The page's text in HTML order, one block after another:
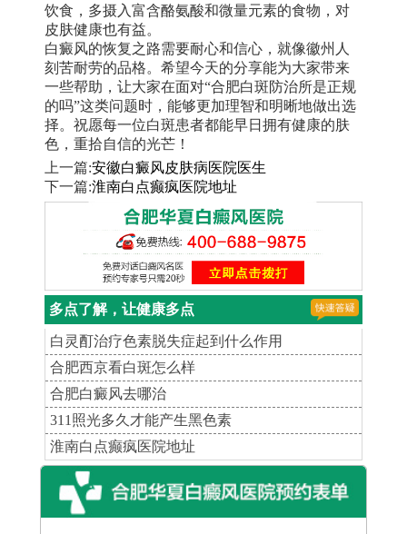
饮食，多摄入富含酪氨酸和微量元素的食物，对
皮肤健康也有益。
白癜风的恢复之路需要耐心和信心，就像徽州人
刻苦耐劳的品格。希望今天的分享能为大家带来
一些帮助，让大家在面对“合肥白斑防治所是正规
的吗”这类问题时，能够更加理智和明晰地做出选
择。祝愿每一位白斑患者都能早日拥有健康的肤
色，重拾自信的光芒！
上一篇:安徽白癜风皮肤病医院医生
下一篇:淮南白点癫疯医院地址
多点了解，让健康多点
白灵酊治疗色素脱失症起到什么作用
合肥西京看白斑怎么样
合肥白癜风去哪治
311照光多久才能产生黑色素
淮南白点癫疯医院地址